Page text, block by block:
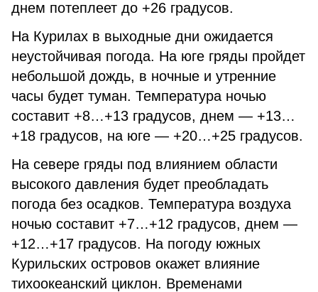
днем потеплеет до +26 градусов.
На Курилах в выходные дни ожидается
неустойчивая погода. На юге гряды пройдет
небольшой дождь, в ночные и утренние
часы будет туман. Температура ночью
составит +8…+13 градусов, днем — +13…
+18 градусов, на юге — +20…+25 градусов.
На севере гряды под влиянием области
высокого давления будет преобладать
погода без осадков. Температура воздуха
ночью составит +7…+12 градусов, днем —
+12…+17 градусов. На погоду южных
Курильских островов окажет влияние
тихоокеанский циклон. Временами